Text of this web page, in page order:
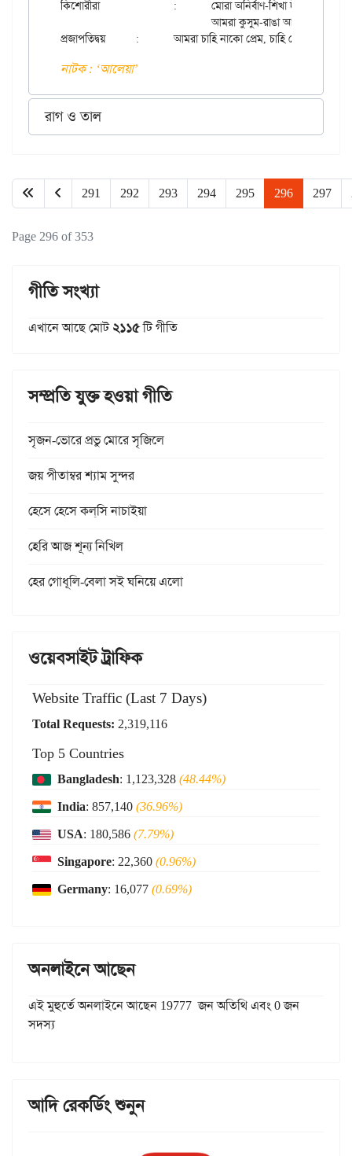
কিশোরীরা		:	মোরা অনির্বাণ-শিখা দীপ্তিমতী,
				আমরা কুসুম-রাঙা আমরা জ্যোতি।
নাটক : ‘আলেয়া’
রাগ ও তাল
291 292 293 294 295 296 297
Page 296 of 353
গীতি সংখ্যা
এখানে আছে মোট২১১৫টি গীতি
সম্প্রতি যুক্ত হওয়া গীতি
সৃজন-ভোরে প্রভু মোরে সৃজিলে
জয় পীতাম্বর শ্যাম সুন্দর
হেসে হেসে কল্‌সি নাচাইয়া
হেরি আজ শূন্য নিখিল
হের গোধূলি-বেলা সই ঘনিয়ে এলো
ওয়েবসাইট ট্রাফিক
Website Traffic (Last 7 Days)
Total Requests: 2,319,116
Top 5 Countries
Bangladesh: 1,123,328(48.44%)
India: 857,140(36.96%)
USA: 180,586(7.79%)
Singapore: 22,360(0.96%)
Germany: 16,077(0.69%)
অনলাইনে আছেন
এই মুহুর্তে অনলাইনে আছেন 19777 জন অতিথি এবং 0 জন
সদস্য
আদি রেকর্ডিং শুনুন